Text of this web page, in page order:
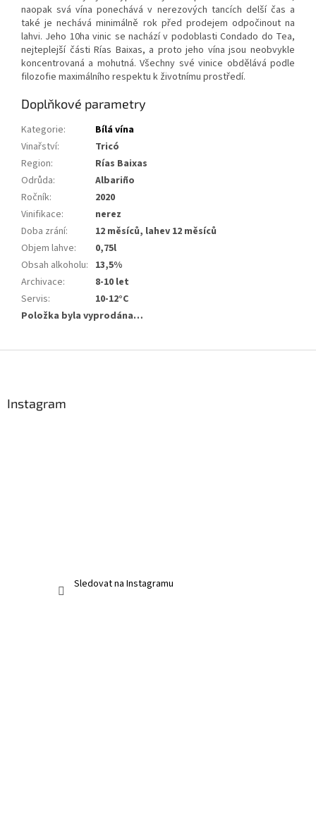
naopak svá vína ponechává v nerezových tancích delší čas a
také je nechává minimálně rok před prodejem odpočinout na
lahvi. Jeho 10ha vinic se nachází v podoblasti Condado do Tea,
nejteplejší části Rías Baixas, a proto jeho vína jsou neobvykle
koncentrovaná a mohutná. Všechny své vinice obdělává podle
filozofie maximálního respektu k životnímu prostředí.
Doplňkové parametry
Kategorie:
Bílá vína
Vinařství:
Tricó
Region:
Rías Baixas
Odrůda:
Albariño
Ročník:
2020
Vinifikace:
nerez
Doba zrání:
12 měsíců, lahev 12 měsíců
Objem lahve:
0,75l
Obsah alkoholu: 13,5%
Archivace:
8-10 let
Servis:
10-12°C
Položka byla vyprodána…
Instagram
Sledovat na Instagramu